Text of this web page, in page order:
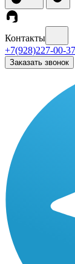
Контакты
+7(928)227-00-37
Заказать звонок